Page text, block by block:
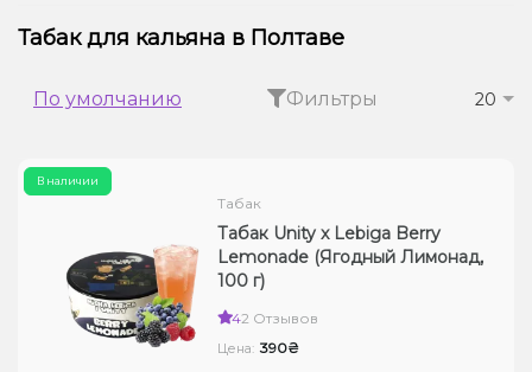
Электронные сигареты (POD)
Комплектующие для POD
Жидкости для электронных сигарет
Табак для кальяна в Полтаве
По умолчанию Фильтры 20
В наличии
Табак
Табак Unity x Lebiga Berry
Lemonade (Ягодный Лимонад,
100 г)
42 Отзывов
Цена: 390₴